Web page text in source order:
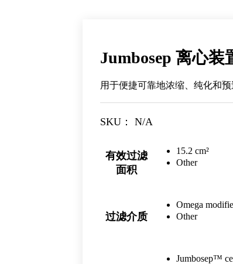
Jumbosep 离心装
用于便捷可靠地浓缩、纯化和
SKU： N/A
有效过滤
面积
15.2 cm²
Other
过滤介质
Omega
Other
Jumbosep™